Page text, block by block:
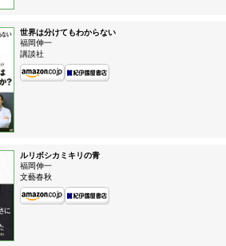
世界は分けてもわからない
福岡伸一
講談社
ルリボシカミキリの青
福岡伸一
文藝春秋